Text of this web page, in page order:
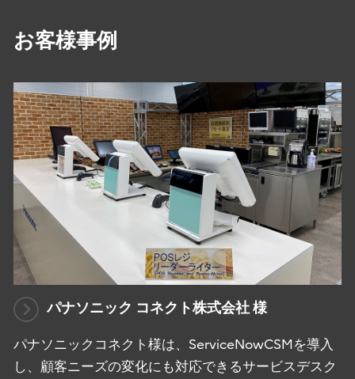
お客様事例
パナソニック コネクト株式会社 様
パナソニックコネクト様は、ServiceNowCSMを導入
し、顧客ニーズの変化にも対応できるサービスデスク